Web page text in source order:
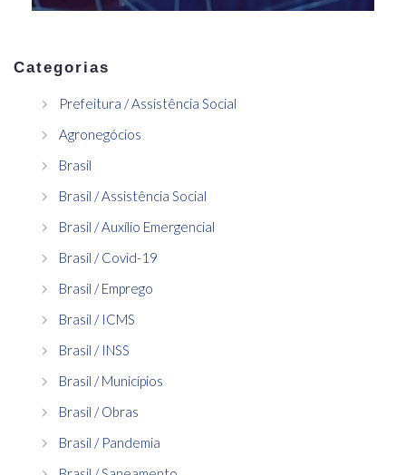
Categorias
Prefeitura / Assistência Social
Agronegócios
Brasil
Brasil / Assistência Social
Brasil / Auxílio Emergencial
Brasil / Covid-19
Brasil / Emprego
Brasil / ICMS
Brasil / INSS
Brasil / Municípios
Brasil / Obras
Brasil / Pandemia